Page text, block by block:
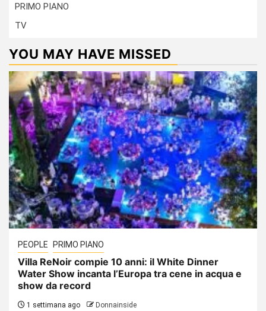
PRIMO PIANO
TV
YOU MAY HAVE MISSED
PEOPLE PRIMO PIANO
Villa ReNoir compie 10 anni: il White Dinner
Water Show incanta l’Europa tra cene in acqua e
show da record
1 settimana ago Donnainside